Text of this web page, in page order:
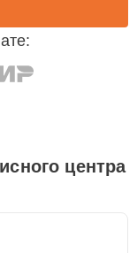
центра